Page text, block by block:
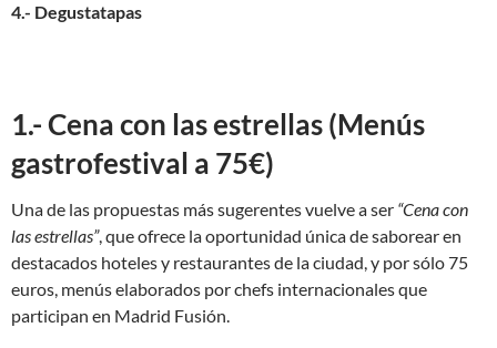
4.- Degustatapas
1.- Cena con las estrellas (Menús
gastrofestival a 75€)
Una de las propuestas más sugerentes vuelve a ser “Cena con
las estrellas”, que ofrece la oportunidad única de saborear en
destacados hoteles y restaurantes de la ciudad, y por sólo 75
euros, menús elaborados por chefs internacionales que
participan en Madrid Fusión.